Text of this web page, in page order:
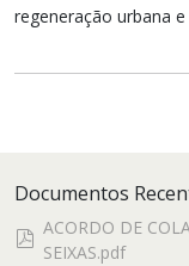
regeneração urbana
Documentos
pdf
ACORDO DE
SEIXAS.pdf